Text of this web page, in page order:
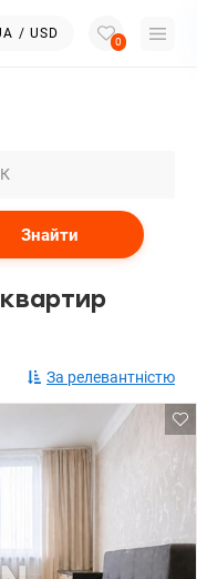
/ USD
0
Знайти
За релевантністю